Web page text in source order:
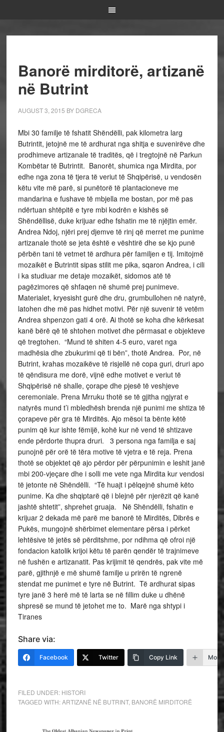
Banorë mirditorë, artizanë
në Butrint
AUGUST 3, 2015 BY DGRECA
Mbi 30 familje të fshatit Shëndëlli, pak kilometra larg
Butrintit, jetojnë me të ardhurat nga shitja e suvenirëve dhe
prodhimeve artizanale të traditës, që i tregtojnë në Parkun
Kombëtar të Butrintit. Banorët, shumica nga Mirdita, por
edhe nga zona të tjera të veriut të Shqipërisë, u vendosën
këtu vite më parë, si punëtorë të plantacioneve me
mandarina e fushave të mbjella me bostan, por më pas
ndërtuan shtëpitë e tyre mbi kodrën e kishës së
Shëndëllisë, duke krijuar edhe fshatin me të njëjtin emër.
Andrea Ndoj, njëri prej djemve të rinj që merret me punime
artizanale thotë se jeta është e vështirë dhe se kjo punë
përbën tani të vetmet të ardhura për familjen e tij. Imitojmë
mozaikët e Butrintit sipas stilit me pika, sqaron Andrea, i cili
i ka studiuar me detaje mozaikët, sidomos atë të
pagëzimores që shfaqen në shumë prej punimeve.
Materialet, kryesisht gurë dhe dru, grumbullohen në natyrë,
latohen dhe më pas hidhet motivi. Për një suvenir të vetëm
Andrea shpenzon gati 4 orë. Ai thotë se koha dhe kërkesat
kanë bërë që të shtohen motivet dhe përmasat e objekteve
që tregtohen. “Mund të shiten 4-5 euro, varet nga
madhësia dhe zbukurimi që ti bën”, thotë Andrea. Por, në
Butrint, krahas mozaikëve të risjellë në copa guri, druri apo
të qëndisura me dorë, vijnë edhe motivet e veriut të
Shqipërisë në shalle, çorape dhe pjesë të veshjeve
ceremoniale. Prena Mrruku thotë se të gjitha ngjyrat e
natyrës mund t’i mbledhësh brenda një punimi me shtiza të
çorapeve për gra të Mirditës. Ajo mësoi ta bënte këtë
punim që kur ishte fëmijë, kohë kur në vend të shtizave
ende përdorte thupra druri. 3 persona nga familja e saj
punojnë për orë të tëra motive të vjetra e të reja. Prena
thotë se objektet që ajo përdor për përpunimin e leshit janë
mbi 200-vjeçare dhe i solli me vete nga Mirdita kur vendosi
të jetonte në Shëndëlli. “Të huajt i pëlqejnë shumë këto
punime. Ka dhe shqiptarë që i blejnë për njerëzit që kanë
jashtë shtetit”, shprehet gruaja. Në Shëndëlli, fshatin e
krijuar 2 dekada më parë me banorë të Mirditës, Dibrës e
Pukës, mungojnë shërbimet elementare përsa i përket
lehtësive të jetës së përditshme, por ndihma që ofroi një
fondacion katolik krijoi këtu të parën qendër të trajnimeve
në fushën e artizanatit. Pas krijimit të qendrës, pak vite më
parë, gjithnjë e më shumë familje u prirën të ngrenë
stendat me punimet e tyre në Butrint. Të ardhurat sipas
tyre janë 3 herë më të larta se në fillim duke u dhënë
shpresë se mund të jetohet me to. Marë nga shtypi i
Tiranes
Share via:
Facebook Twitter Copy Link More
FILED UNDER: HISTORI
TAGGED WITH:ARTIZANË NË BUTRINT, BANORË MIRDITORË